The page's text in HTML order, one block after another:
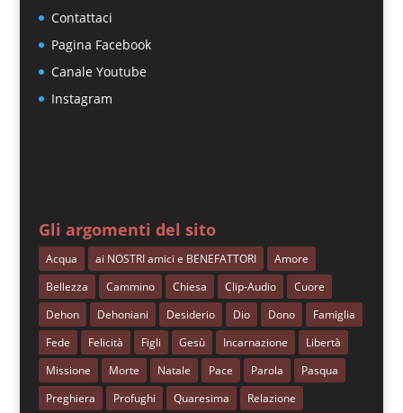
Contattaci
Pagina Facebook
Canale Youtube
Instagram
Gli argomenti del sito
Acqua ai NOSTRI amici e BENEFATTORI
Amore
Bellezza
Cammino Chiesa Clip-Audio
Cuore
Dehon
Dehoniani Desiderio Dio Dono
Famiglia
Fede
Felicità Figli Gesù Incarnazione
Libertà
Missione
Morte Natale Pace Parola
Pasqua
Preghiera
Profughi Quaresima
Relazione